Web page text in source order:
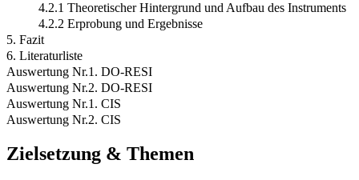
4.2.1 Theoretischer Hintergrund und Aufbau des Instruments
4.2.2 Erprobung und Ergebnisse
5. Fazit
6. Literaturliste
Auswertung Nr.1. DO-RESI
Auswertung Nr.2. DO-RESI
Auswertung Nr.1. CIS
Auswertung Nr.2. CIS
Zielsetzung & Themen